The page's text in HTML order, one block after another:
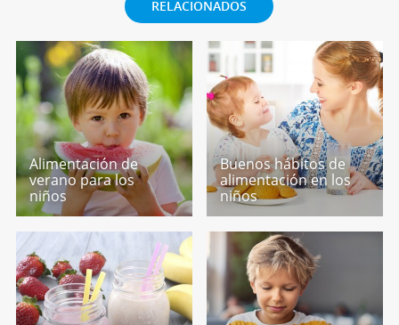
RELACIONADOS
Alimentación de
verano para los
niños
Buenos hábitos de
alimentación en los
niños